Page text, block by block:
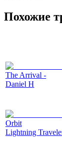
Похожие
The Arrival -
Daniel H
Orbit
Lightning